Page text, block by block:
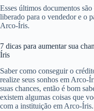
Esses últimos documentos
liberado para o vendedor e o
Arco-Íris.
7 dicas para aumentar sua
Íris
Saber como conseguir o
realize seus sonhos em Arco-
suas chances, então é bom
existem algumas coisas que
com a instituição em Arco-Íris.